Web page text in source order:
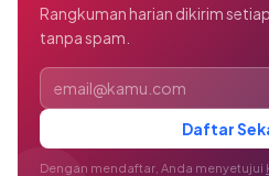
Rangkuman harian dikirim
tanpa spam.
Alamat email
Daftar
Dengan mendaftar, Anda menyetujui